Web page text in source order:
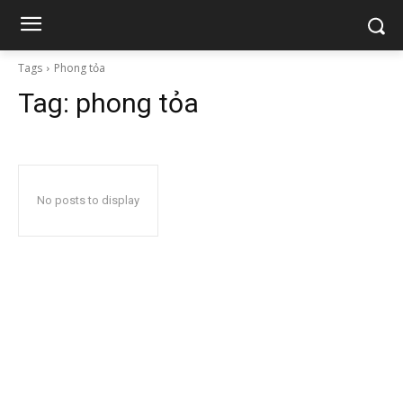
Tags Phong tỏa
Tag: phong tỏa
No posts to display